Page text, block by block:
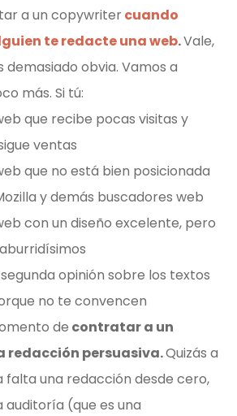
a un copywritercuando
te redacte una web.Vale,
obvia. Vamos a
más. Si tú:
que recibe pocas visitas y
ventas
que no está bien posicionada
y demás buscadores web
con un diseño excelente, pero
opinión sobre los textos
no te convencen
de contratar a un
redacción persuasiva.Quizás a
falta una redacción desde cero,
auditoría (que es una